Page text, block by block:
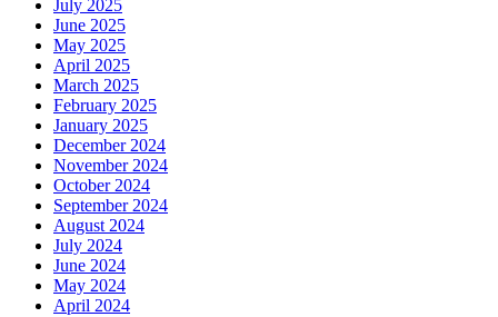
July 2025
June 2025
May 2025
April 2025
March 2025
February 2025
January 2025
December 2024
November 2024
October 2024
September 2024
August 2024
July 2024
June 2024
May 2024
April 2024